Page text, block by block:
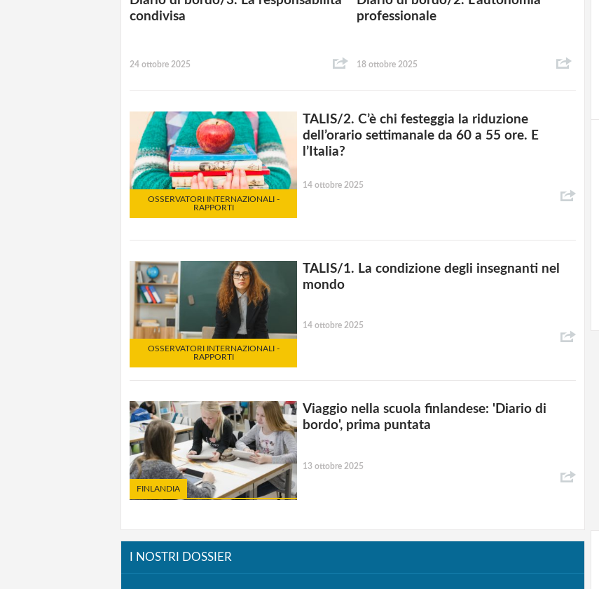
condivisa
24 ottobre 2025
professionale
18 ottobre 2025
OSSERVATORI INTERNAZIONALI -
RAPPORTI
TALIS/2. C’è chi festeggia la riduzione
dell’orario settimanale da 60 a 55 ore. E
l’Italia?
14 ottobre 2025
OSSERVATORI INTERNAZIONALI -
RAPPORTI
TALIS/1. La condizione degli insegnanti nel
mondo
14 ottobre 2025
FINLANDIA
Viaggio nella scuola finlandese: 'Diario di
bordo', prima puntata
13 ottobre 2025
I NOSTRI DOSSIER